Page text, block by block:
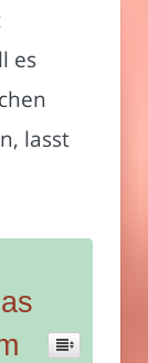
es
lasst